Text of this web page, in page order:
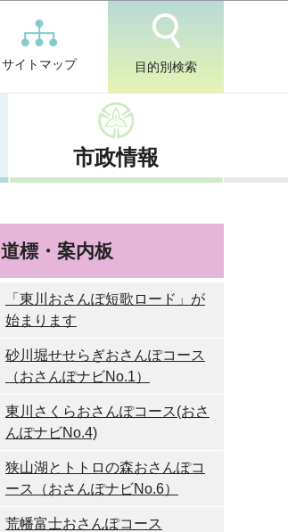
サイトマップ 目的別検索
市政情報
道標・案内板
「東川おさんぽ短歌ロード」が
始まります
砂川堀せせらぎおさんぽコース
（おさんぽナビNo.1）
東川さくらおさんぽコース(おさ
んぽナビNo.4)
狭山湖とトトロの森おさんぽコ
ース（おさんぽナビNo.6）
荒幡富士おさんぽコース